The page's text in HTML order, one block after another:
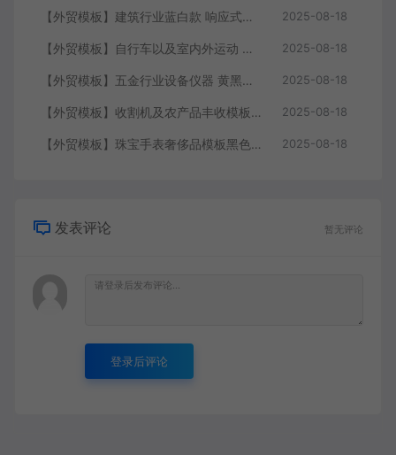
【外贸模板】建筑行业蓝白款 响应式模板静态html文件 2025-08-18
【外贸模板】自行车以及室内外运动 黑灰 响应式模板静态html文件 2025-08-18
【外贸模板】五金行业设备仪器 黄黑款 响应式模板静态html文件 2025-08-18
【外贸模板】收割机及农产品丰收模板 绿色 响应式模板静态html文件 2025-08-18
【外贸模板】珠宝手表奢侈品模板黑色 响应式模板静态html文件 2025-08-18
发表评论 暂无评论
登录后评论